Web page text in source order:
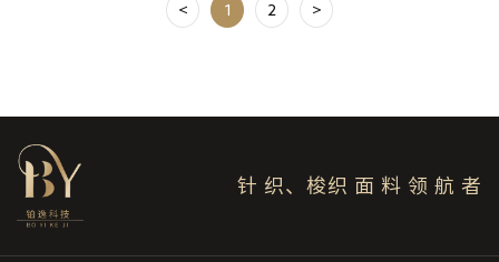
< 1 2 >
针 织、梭织 面 料 领 航 者